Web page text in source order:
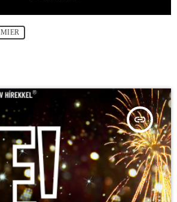
insert_link